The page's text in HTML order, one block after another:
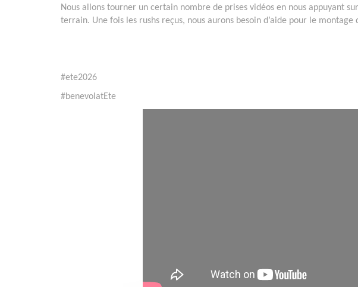
Nous allons tourner un certain nombre de prises vidéos en nous appuyant
terrain. Une fois les rushs reçus, nous aurons besoin d’aide pour le
#ete2026
#benevolatEte